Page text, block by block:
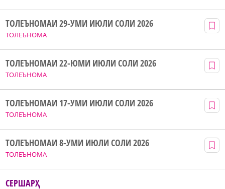
ТОЛЕЪНОМА
ТОЛЕЪНОМАИ 29-УМИ ИЮЛИ СОЛИ 2026
ТОЛЕЪНОМА
ТОЛЕЪНОМАИ 22-ЮМИ ИЮЛИ СОЛИ 2026
ТОЛЕЪНОМА
ТОЛЕЪНОМАИ 17-УМИ ИЮЛИ СОЛИ 2026
ТОЛЕЪНОМА
ТОЛЕЪНОМАИ 8-УМИ ИЮЛИ СОЛИ 2026
СЕРШАРҲ